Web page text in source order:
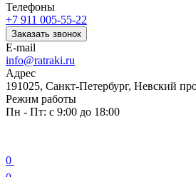
Телефоны
+7 911 005-55-22
Заказать звонок
E-mail
info@ratraki.ru
Адрес
191025, Санкт-Петербург, Невский
Режим работы
Пн - Пт: с 9:00 до 18:00
0